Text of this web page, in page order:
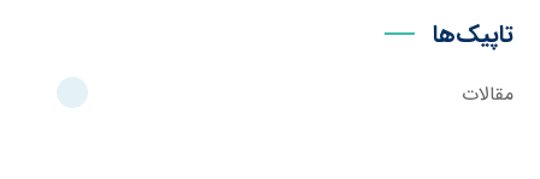
تاپیک‌ها
مقالات